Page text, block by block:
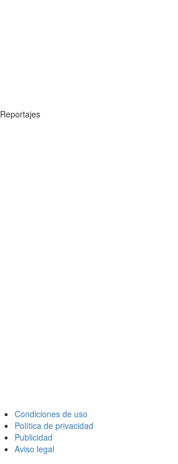
Reportajes
Condiciones de uso
Política de privacidad
Publicidad
Aviso legal